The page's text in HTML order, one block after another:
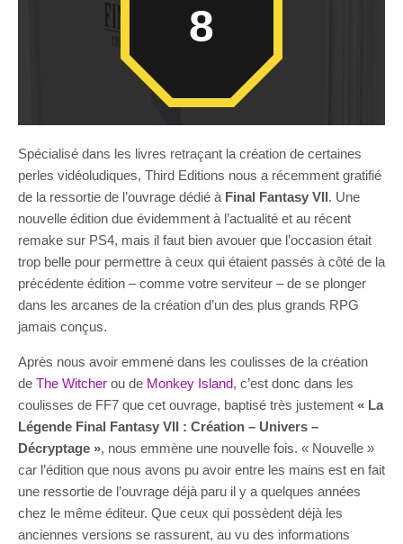
8
Spécialisé dans les livres retraçant la création de certaines
perles vidéoludiques, Third Editions nous a récemment gratifié
de la ressortie de l’ouvrage dédié à Final Fantasy VII. Une
nouvelle édition due évidemment à l’actualité et au récent
remake sur PS4, mais il faut bien avouer que l’occasion était
trop belle pour permettre à ceux qui étaient passés à côté de la
précédente édition – comme votre serviteur – de se plonger
dans les arcanes de la création d’un des plus grands RPG
jamais conçus.
Après nous avoir emmené dans les coulisses de la création
de The Witcher ou de Monkey Island, c’est donc dans les
coulisses de FF7 que cet ouvrage, baptisé très justement « La
Légende Final Fantasy VII : Création – Univers –
Décryptage », nous emmène une nouvelle fois. « Nouvelle »
car l’édition que nous avons pu avoir entre les mains est en fait
une ressortie de l’ouvrage déjà paru il y a quelques années
chez le même éditeur. Que ceux qui possèdent déjà les
anciennes versions se rassurent, au vu des informations